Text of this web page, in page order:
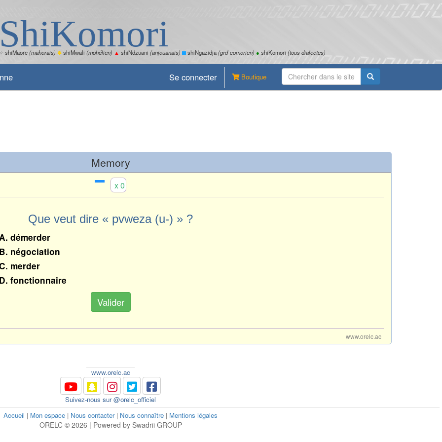
shiMaore(mahorais) ✽shiMwali (mohélien) ▲ shiNdzuani (anjouanais) shiNgazidja(grd-comorien) ● shiKomori (tous dialectes)
Boutique
Se connecter
Memory
x 0
Que veut dire « pvweza (u-) » ?
démerder
négociation
merder
fonctionnaire
Valider
www.orelc.ac
www.orelc.ac
Suivez-nous sur @orelc_officiel
Accueil | Mon espace | Nous contacter| Nous connaître | Mentions légales
ORELC © 2026 | Powered by Swadrii GROUP